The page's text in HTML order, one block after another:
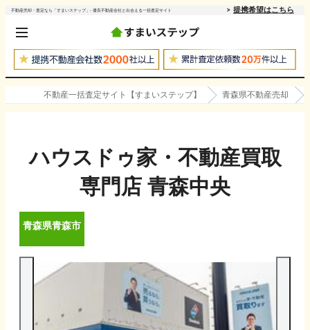
不動産売却・査定なら「すまいステップ」- 優良不動産会社と出会える一括査定サイト 提携希望はこちら
不動産一括査定サイト【すまいステップ】 青森県不動産売却
ハウスドゥ家・不動産買取
専門店 青森中央
青森県青森市